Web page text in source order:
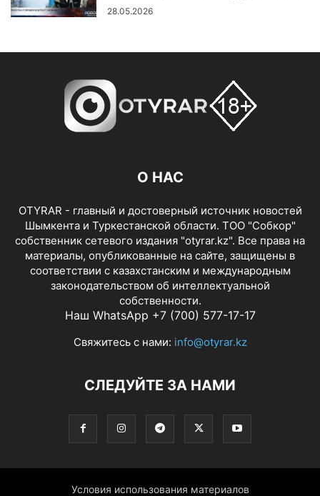
28.05.2026
О НАС
OTYRAR - главный и достоверный источник новостей
Шымкента и Туркестанской области. ТОО "Собкор"
собственник сетевого издания "otyrar.kz". Все права на
материалы, опубликованные на сайте, защищены в
соответствии с казахстанским и международным
законодательством об интеллектуальной
собственности.
Наш WhatsApp +7 (700) 577-17-17
Свяжитесь с нами: info@otyrar.kz
СЛЕДУЙТЕ ЗА НАМИ
Условия использования материалов